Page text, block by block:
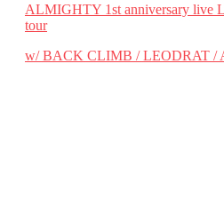
ALMIGHTY 1st anniversary live
tour
w/ BACK CLIMB / LEODRAT /